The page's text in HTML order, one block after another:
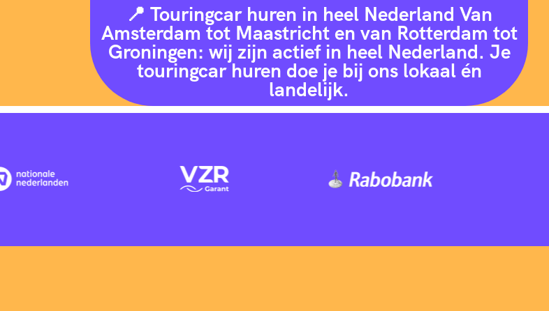
📍 Touringcar huren in heel Nederland Van
Amsterdam tot Maastricht en van Rotterdam tot
Groningen: wij zijn actief in heel Nederland. Je
touringcar huren doe je bij ons lokaal én
landelijk.